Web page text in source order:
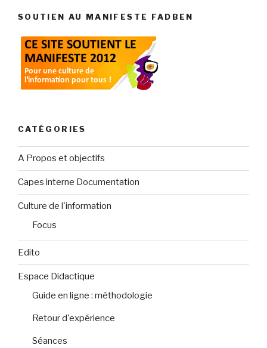
SOUTIEN AU MANIFESTE FADBEN
CATÉGORIES
A Propos et objectifs
Capes interne Documentation
Culture de l'information
Focus
Edito
Espace Didactique
Guide en ligne : méthodologie
Retour d'expérience
Séances